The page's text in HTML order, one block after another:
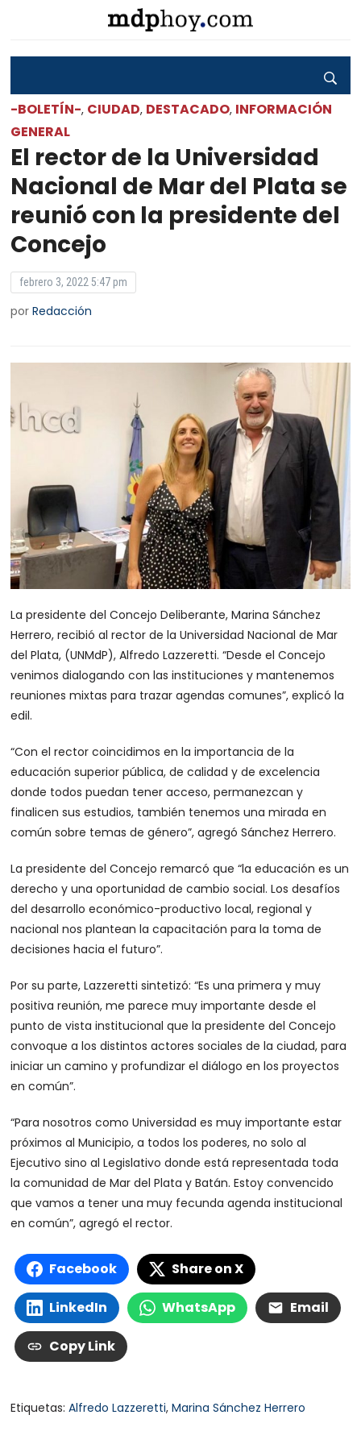
-BOLETÍN-, CIUDAD, DESTACADO, INFORMACIÓN
GENERAL
El rector de la Universidad
Nacional de Mar del Plata se
reunió con la presidente del
Concejo
febrero 3, 2022 5:47 pm
porRedacción
La presidente del Concejo Deliberante, Marina Sánchez
Herrero, recibió al rector de la Universidad Nacional de Mar
del Plata, (UNMdP), Alfredo Lazzeretti. “Desde el Concejo
venimos dialogando con las instituciones y mantenemos
reuniones mixtas para trazar agendas comunes”, explicó la
edil.
“Con el rector coincidimos en la importancia de la
educación superior pública, de calidad y de excelencia
donde todos puedan tener acceso, permanezcan y
finalicen sus estudios, también tenemos una mirada en
común sobre temas de género”, agregó Sánchez Herrero.
La presidente del Concejo remarcó que “la educación es un
derecho y una oportunidad de cambio social. Los desafíos
del desarrollo económico-productivo local, regional y
nacional nos plantean la capacitación para la toma de
decisiones hacia el futuro”.
Por su parte, Lazzeretti sintetizó: “Es una primera y muy
positiva reunión, me parece muy importante desde el
punto de vista institucional que la presidente del Concejo
convoque a los distintos actores sociales de la ciudad, para
iniciar un camino y profundizar el diálogo en los proyectos
en común”.
“Para nosotros como Universidad es muy importante estar
próximos al Municipio, a todos los poderes, no solo al
Ejecutivo sino al Legislativo donde está representada toda
la comunidad de Mar del Plata y Batán. Estoy convencido
que vamos a tener una muy fecunda agenda institucional
en común”, agregó el rector.
Facebook Share on X
LinkedIn WhatsApp Email
Copy Link
Etiquetas:Alfredo Lazzeretti,Marina Sánchez Herrero